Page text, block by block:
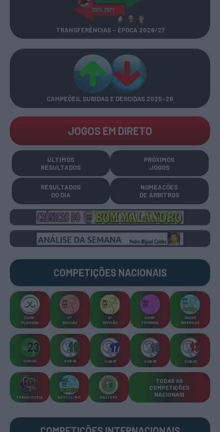
TRANSFERÊNCIAS - ÉPOCA 2026/27
CAMPEÕES, SUBIDAS E DESCIDAS 2025-26
JOGOS EM DIRETO
ÚLTIMOS
RESULTADOS
PRÓXIMOS
JOGOS
RESULTADOS
DO DIA
NOMEAÇÕES
DE ÁRBITROS
COMPETIÇÕES NACIONAIS
CAMP
PLACARD
2ª
DIVISÃO
3ª
DIVISÃO
CAMP
FEMININO
TAÇAS
DIVERSAS
SUB-23 SUB-19 SUB-17 SUB-15 SUB-13
TORNEIOS 3x3 MASCULINO MASTERS
TODAS AS
COMPETIÇÕES
NACIONAIS